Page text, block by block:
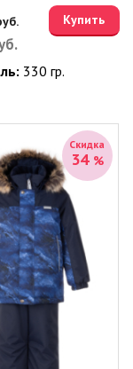
Купить
330 гр.
Скидка
34 %